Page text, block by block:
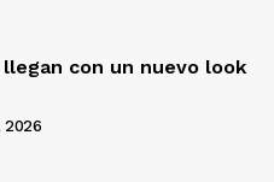
llegan con un nuevo look
2026